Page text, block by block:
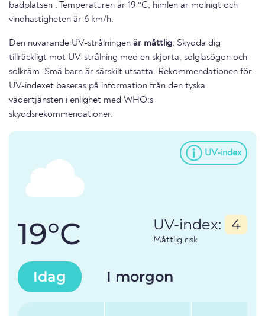
badplatsen . Temperaturen är 19 °C, himlen är molnigt och
vindhastigheten är 6 km/h.
Den nuvarande UV-strålningen är måttlig. Skydda dig
tillräckligt mot UV-strålning med en skjorta, solglasögon och
solkräm. Små barn är särskilt utsatta. Rekommendationen för
UV-indexet baseras på information från den tyska
vädertjänsten i enlighet med WHO:s
skyddsrekommendationer.
UV-index
19°C UV-index: 4
Måttlig risk
Idag I morgon